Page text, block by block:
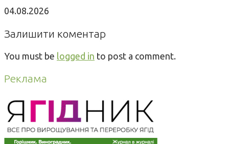
04.08.2026
Залишити коментар
You must be logged in to post a comment.
Реклама